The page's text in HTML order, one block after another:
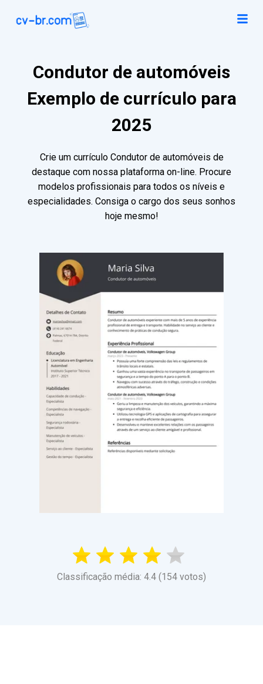
Condutor de automóveis
Exemplo de currículo para
2025
Crie um currículo Condutor de automóveis de
destaque com nossa plataforma on-line. Procure
modelos profissionais para todos os níveis e
especialidades. Consiga o cargo dos seus sonhos
hoje mesmo!
Classificação média: 4.4 (154 votos)